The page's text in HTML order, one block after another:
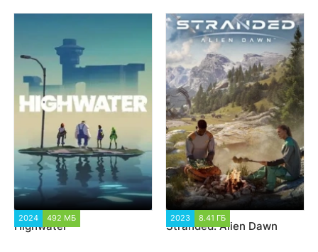
2024 492 МБ
Highwater
2023 8.41 ГБ
Stranded: Alien Dawn